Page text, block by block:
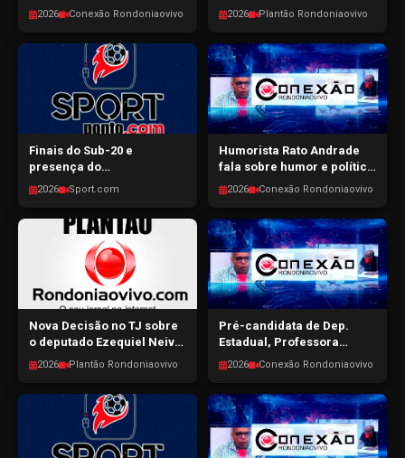
da Advocacia com o
avanço tecnológico -
CONEXÃO RONDONIAOVIVO
- 03/08/2026
2026 Conexão Rondoniaovivo 2026 Plantão Rondoniaovivo
Finais do Sub-20 e
presença do
pentacampeão Edmilson
em RO - SPORTPONTO.COM
- 31/07/2026
2026 Sport.com
Humorista Rato Andrade
fala sobre humor e política
em RO - CONEXÃO
RONDONIAOVIVO -
31/07/2026
2026 Conexão Rondoniaovivo
Nova Decisão no TJ sobre
o deputado Ezequiel Neiva,
Advogado afirma que a
decisão não afeta a
elegibilidade do candidato
- Plantão Rondoniaovivo -
30/07/2026
2026 Plantão Rondoniaovivo
Pré-candidata de Dep.
Estadual, Professora
Alcione Santos, fala sobre
a pré-campanha CONEXÃO
RONDONIAOVIVO -
30/07/2026
2026 Conexão Rondoniaovivo